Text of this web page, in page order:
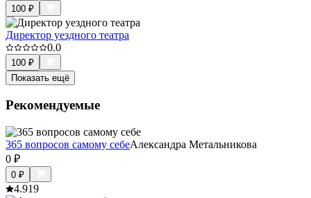
100 ₽
Директор уездного театра
0.0
100 ₽
Показать ещё
Рекомендуемые
365 вопросов самому себеАлександра Метальникова
0 ₽
0 ₽
4.919